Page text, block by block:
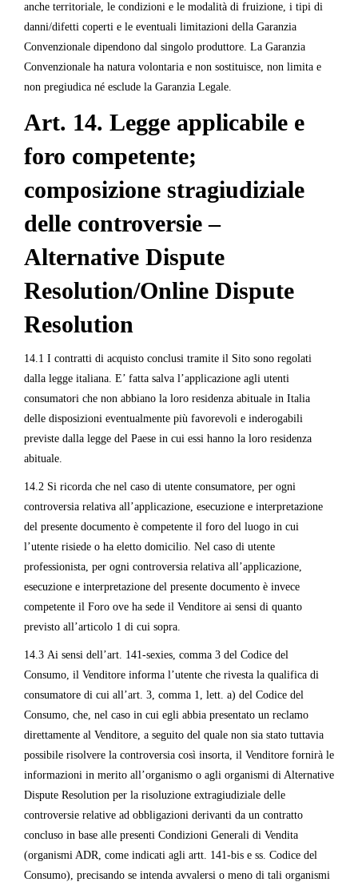
anche territoriale, le condizioni e le modalità di fruizione, i tipi di
danni/difetti coperti e le eventuali limitazioni della Garanzia
Convenzionale dipendono dal singolo produttore. La Garanzia
Convenzionale ha natura volontaria e non sostituisce, non limita e
non pregiudica né esclude la Garanzia Legale.
Art. 14. Legge applicabile e
foro competente;
composizione stragiudiziale
delle controversie –
Alternative Dispute
Resolution/Online Dispute
Resolution
14.1 I contratti di acquisto conclusi tramite il Sito sono regolati
dalla legge italiana. E’ fatta salva l’applicazione agli utenti
consumatori che non abbiano la loro residenza abituale in Italia
delle disposizioni eventualmente più favorevoli e inderogabili
previste dalla legge del Paese in cui essi hanno la loro residenza
abituale.
14.2 Si ricorda che nel caso di utente consumatore, per ogni
controversia relativa all’applicazione, esecuzione e interpretazione
del presente documento è competente il foro del luogo in cui
l’utente risiede o ha eletto domicilio. Nel caso di utente
professionista, per ogni controversia relativa all’applicazione,
esecuzione e interpretazione del presente documento è invece
competente il Foro ove ha sede il Venditore ai sensi di quanto
previsto all’articolo 1 di cui sopra.
14.3 Ai sensi dell’art. 141-sexies, comma 3 del Codice del
Consumo, il Venditore informa l’utente che rivesta la qualifica di
consumatore di cui all’art. 3, comma 1, lett. a) del Codice del
Consumo, che, nel caso in cui egli abbia presentato un reclamo
direttamente al Venditore, a seguito del quale non sia stato tuttavia
possibile risolvere la controversia così insorta, il Venditore fornirà le
informazioni in merito all’organismo o agli organismi di Alternative
Dispute Resolution per la risoluzione extragiudiziale delle
controversie relative ad obbligazioni derivanti da un contratto
concluso in base alle presenti Condizioni Generali di Vendita
(organismi ADR, come indicati agli artt. 141-bis e ss. Codice del
Consumo), precisando se intenda avvalersi o meno di tali organismi